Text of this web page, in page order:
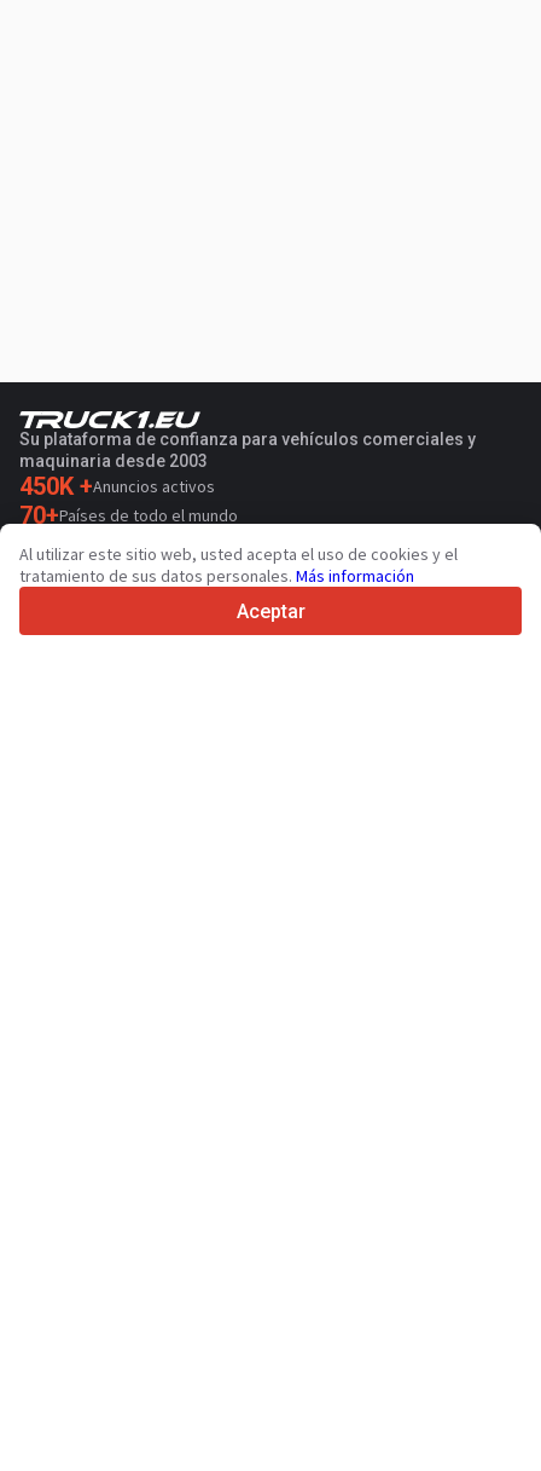
Su plataforma de confianza para vehículos comerciales y
maquinaria desde 2003
450K +Anuncios activos
70+Países de todo el mundo
36Idiomas admitidos
4.7/5
Al utilizar este sitio web, usted acepta el uso de cookies y el
tratamiento de sus datos personales. Más información
Aceptar